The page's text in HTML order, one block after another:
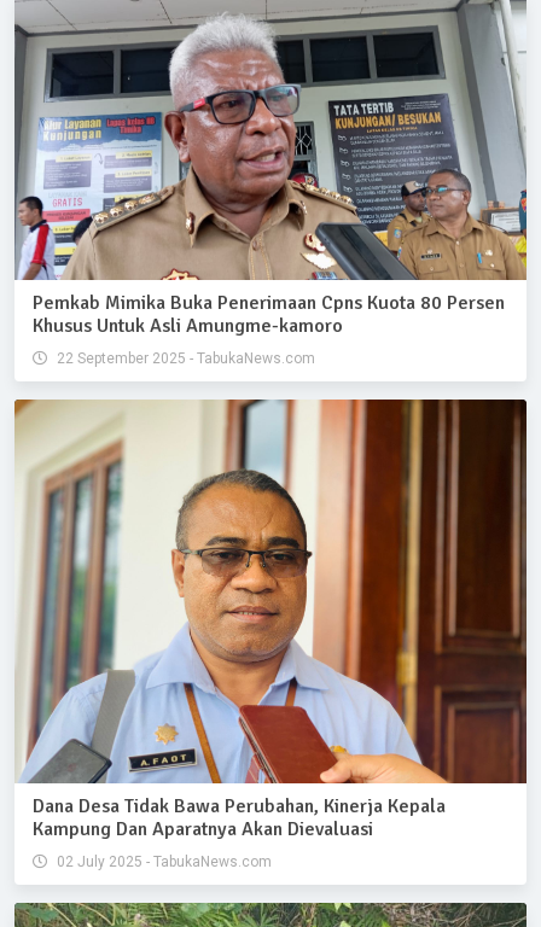
Pemkab Mimika Buka Penerimaan Cpns Kuota 80 Persen
Khusus Untuk Asli Amungme-kamoro
22 September 2025 - TabukaNews.com
Dana Desa Tidak Bawa Perubahan, Kinerja Kepala
Kampung Dan Aparatnya Akan Dievaluasi
02 July 2025 - TabukaNews.com